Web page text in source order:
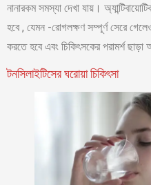
নানারকম সমস্যা দেখা যায়।
হবে , যেমন -রোগলক্ষণ সম্পূর্ণ সেরে
করতে হবে এবং চিকিৎসকের পরামর্শ ছাড়া
টনসিলাইটিসের ঘরোয়া চিকিৎসা